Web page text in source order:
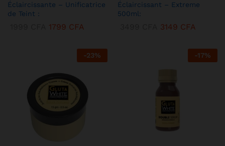
Éclaircissante – Unificatrice
de Teint :
1799 CFA
Éclaircissant – Extreme
500ml:
3149 CFA
-23% -17%